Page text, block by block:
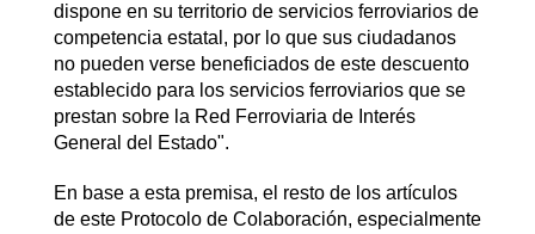
dispone en su territorio de servicios ferroviarios de
competencia estatal, por lo que sus ciudadanos
no pueden verse beneficiados de este descuento
establecido para los servicios ferroviarios que se
prestan sobre la Red Ferroviaria de Interés
General del Estado".
En base a esta premisa, el resto de los artículos
de este Protocolo de Colaboración, especialmente